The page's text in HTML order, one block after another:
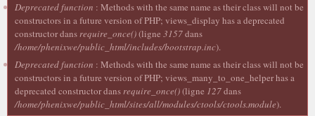
Deprecated function : Methods with the same name as their class will not be
constructors in a future version of PHP; views_display has a deprecated
constructor dansrequire_once()(ligne 3157dans
/home/phenixwe/public_html/includes/bootstrap.inc).
Deprecated function : Methods with the same name as their class will not be
constructors in a future version of PHP; views_many_to_one_helper has a
deprecated constructor dansrequire_once()(ligne 127dans
/home/phenixwe/public_html/sites/all/modules/ctools/ctools.module).